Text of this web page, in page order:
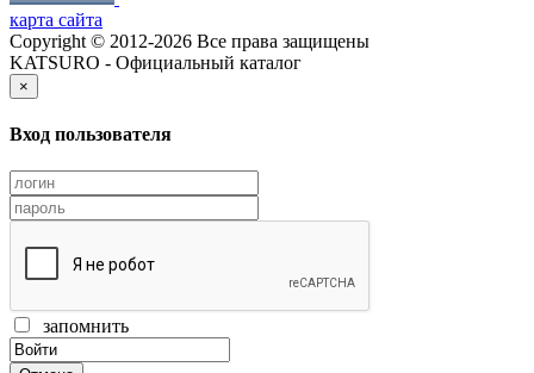
карта сайта
Copyright © 2012-2026 Все права защищены
KATSURO - Официальный каталог
×
Вход пользователя
запомнить